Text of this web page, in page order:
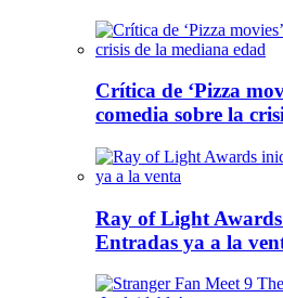
Crítica de ‘Pizza
comedia sobre la
Ray of Light
Entradas ya a la